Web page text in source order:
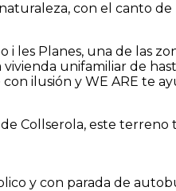
con el canto
i les Planes, una de las
unifamiliar de
ilusión y WE ARE te
Collserola, este
y con parada de